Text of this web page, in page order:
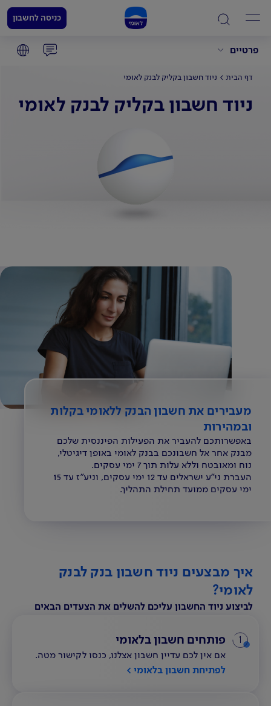
פרטיים
כניסה לחשבון
דף הבית ניוד חשבון בקליק לבנק לאומי
ניוד חשבון בקליק לבנק לאומי
מעבירים את חשבון הבנק ללאומי בקלות
ובמהירות
באפשרותכם להעביר את הפעילות הפיננסית שלכם
מבנק אחר אל חשבונכם בבנק לאומי באופן דיגיטלי,
נוח ומאובטח וללא עלות תוך 7 ימי עסקים.
העברת ני"ע ישראלים עד 12 ימי עסקים, וניע"ז עד 15
ימי עסקים ממועד תחילת התהליך.
איך מבצעים ניוד חשבון בנק לבנק
לאומי?
לביצוע ניוד החשבון עליכם להשלים את הצעדים הבאים
1 פותחים חשבון בלאומי
אם אין לכם עדיין חשבון אצלנו, כנסו לקישור מטה.
לפתיחת חשבון בלאומי